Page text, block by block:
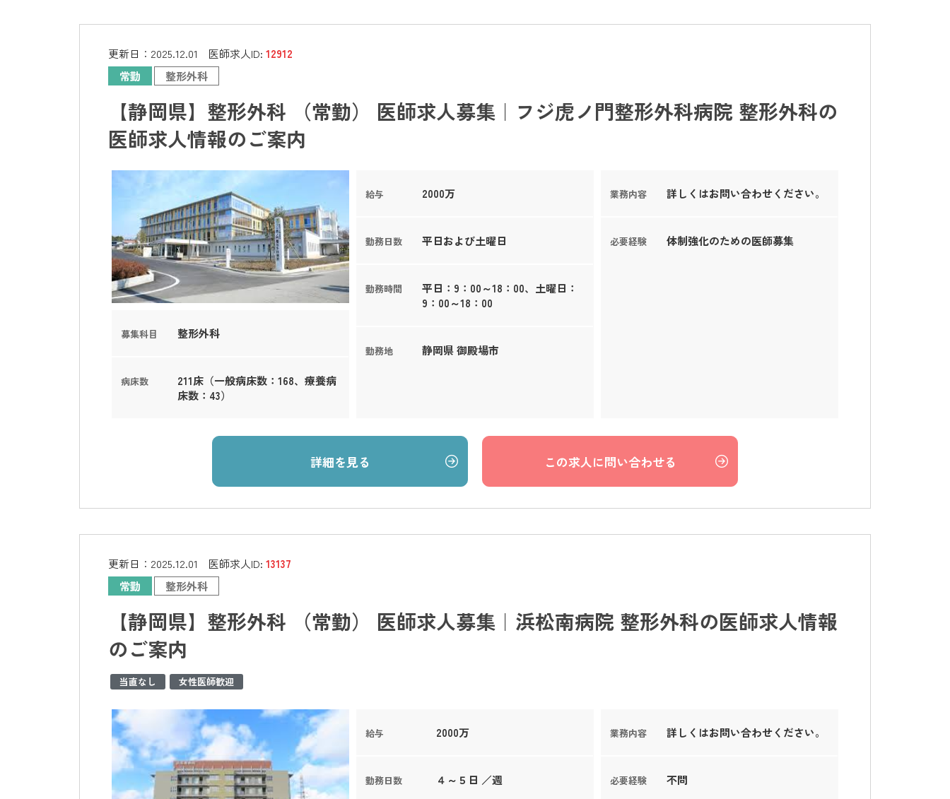
更新日： 2025.12.01 医師求人ID: 12912
常勤
整形外科
【静岡県】整形外科 （常勤） 医師求人募集｜フジ虎ノ門整形外科病院 整形外科の
医師求人情報のご案内
募集科目 整形外科
病床数
211床（一般病床数：168、療養病
床数：43）
給与 2000万
勤務日数 平日および土曜日
勤務時間
平日：9：00～18：00、土曜日：
9：00～18：00
勤務地 静岡県 御殿場市
業務内容 詳しくはお問い合わせください。
必要経験 体制強化のための医師募集
詳細を見る この求人に問い合わせる
更新日： 2025.12.01 医師求人ID: 13137
常勤
整形外科
【静岡県】整形外科 （常勤） 医師求人募集｜浜松南病院 整形外科の医師求人情報
のご案内
当直なし 女性医師歓迎
給与 2000万
勤務日数 ４～５日 ／週
業務内容 詳しくはお問い合わせください。
必要経験 不問